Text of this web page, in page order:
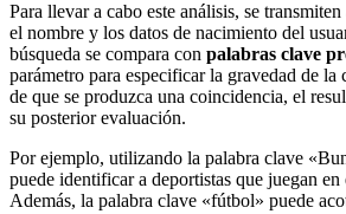
Para llevar a cabo este análisis, se
el nombre y los datos de nacimiento del
búsqueda se compara con palabras clave
parámetro para especificar la gravedad de la
de que se produzca una coincidencia, el
su posterior evaluación.
Por ejemplo, utilizando la palabra clave
puede identificar a deportistas que juegan
Además, la palabra clave «fútbol» puede